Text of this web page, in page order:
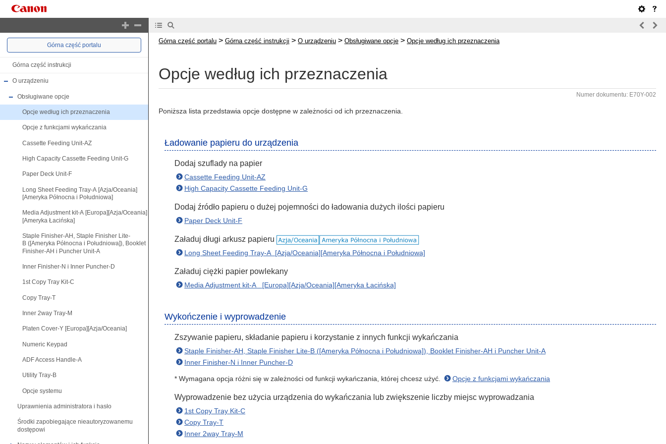
Górna część portalu
Górna część instrukcji
O urządzeniu
Obsługiwane opcje
Opcje według ich przeznaczenia
Opcje z funkcjami wykańczania
Cassette Feeding Unit-AZ
High Capacity Cassette Feeding Unit-G
Paper Deck Unit-F
Long Sheet Feeding Tray-A [Azja/Oceania]
[Ameryka Północna i Południowa]
Media Adjustment kit-A [Europa][Azja/Oceania]
[Ameryka Łacińska]
Staple Finisher-AH, Staple Finisher Lite-
B ([Ameryka Północna i Południowa]), Booklet
Finisher-AH i Puncher Unit-A
Inner Finisher-N i Inner Puncher-D
1st Copy Tray Kit-C
Copy Tray-T
Inner 2way Tray-M
Platen Cover-Y [Europa][Azja/Oceania]
Numeric Keypad
ADF Access Handle-A
Utility Tray-B
Opcje systemu
Uprawnienia administratora i hasło
Środki zapobiegające nieautoryzowanemu
dostępowi
Górna część portalu > Górna część instrukcji > O urządzeniu > Obsługiwane opcje > Opcje według ich przeznaczenia
Opcje według ich przeznaczenia
Numer dokumentu: E70Y-002
Poniższa lista przedstawia opcje dostępne w zależności od ich przeznaczenia.
Ładowanie papieru do urządzenia
Dodaj szuflady na papier
Cassette Feeding Unit-AZ
High Capacity Cassette Feeding Unit-G
Dodaj źródło papieru o dużej pojemności do ładowania dużych ilości papieru
Paper Deck Unit-F
Załaduj długi arkusz papieru
Long Sheet Feeding Tray-A [Azja/Oceania][Ameryka Północna i Południowa]
Załaduj ciężki papier powlekany
Media Adjustment kit-A [Europa][Azja/Oceania][Ameryka Łacińska]
Wykończenie i wyprowadzenie
Zszywanie papieru, składanie papieru i korzystanie z innych funkcji wykańczania
Staple Finisher-AH, Staple Finisher Lite-B ([Ameryka Północna i Południowa]), Booklet Finisher-AH i Puncher Unit-A
Inner Finisher-N i Inner Puncher-D
* Wymagana opcja różni się w zależności od funkcji wykańczania, której chcesz użyć. Opcje z funkcjami wykańczania
Wyprowadzenie bez użycia urządzenia do wykańczania lub zwiększenie liczby miejsc wyprowadzania
1st Copy Tray Kit-C
Copy Tray-T
Inner 2way Tray-M